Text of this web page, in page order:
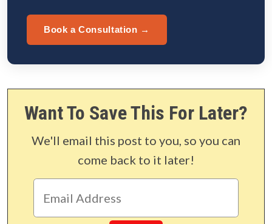
Book a Consultation →
Want To Save This For Later?
We'll email this post to you, so you can
come back to it later!